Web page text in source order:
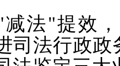
法"提效
司法行政